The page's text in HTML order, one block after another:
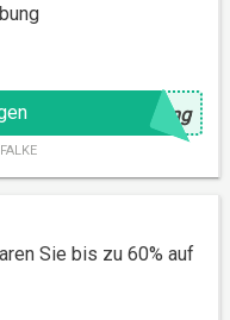
@ ung
Sie bis zu 60% auf